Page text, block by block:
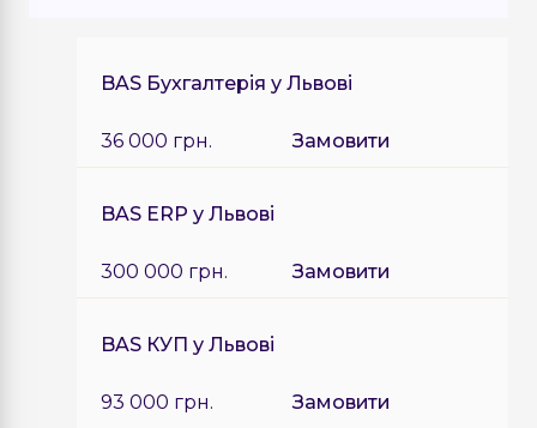
BAS Бухгалтерія у Львові
36 000 грн. Замовити
BAS ERP у Львові
300 000 грн. Замовити
BAS КУП у Львові
93 000 грн. Замовити